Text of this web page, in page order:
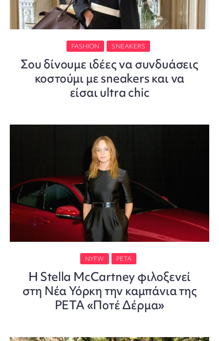
FASHION SNEAKERS
Σου δίνουμε ιδέες να συνδυάσεις
κοστούμι με sneakers και να
είσαι ultra chic
NYFW PETA
Η Stella McCartney φιλοξενεί
στη Νέα Υόρκη την καμπάνια της
PETA «Ποτέ Δέρμα»